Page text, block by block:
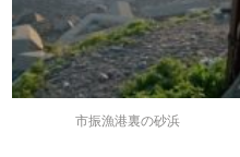
市振漁港裏の砂浜